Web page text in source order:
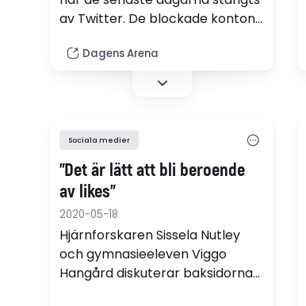
av Twitter. De blockade kontona
Händelsen har fått
utbildningsministern att reagera.
Dagens Arena
Sociala medier
”Det är lätt att bli beroende
av likes”
2020-05-18
Hjärnforskaren Sissela Nutley
och gymnasieeleven Viggo
Hangård diskuterar baksidorna